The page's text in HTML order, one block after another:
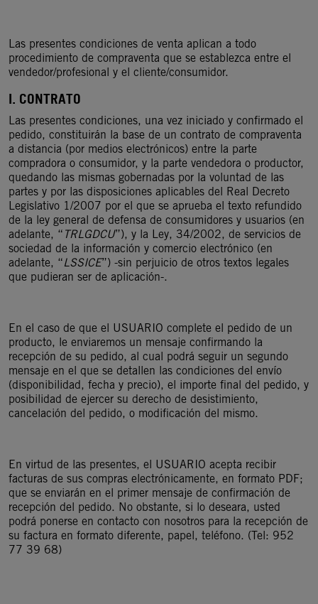
Las presentes condiciones de venta aplican a todo
procedimiento de compraventa que se establezca entre el
vendedor/profesional y el cliente/consumidor.
I. CONTRATO
Las presentes condiciones, una vez iniciado y confirmado el
pedido, constituirán la base de un contrato de compraventa
a distancia (por medios electrónicos) entre la parte
compradora o consumidor, y la parte vendedora o productor,
quedando las mismas gobernadas por la voluntad de las
partes y por las disposiciones aplicables del Real Decreto
Legislativo 1/2007 por el que se aprueba el texto refundido
de la ley general de defensa de consumidores y usuarios (en
adelante, “ TRLGDCU”), y la Ley, 34/2002, de servicios de
sociedad de la información y comercio electrónico (en
adelante, “LSSICE”) -sin perjuicio de otros textos legales
que pudieran ser de aplicación-.
En el caso de que el USUARIO complete el pedido de un
producto, le enviaremos un mensaje confirmando la
recepción de su pedido, al cual podrá seguir un segundo
mensaje en el que se detallen las condiciones del envío
(disponibilidad, fecha y precio), el importe final del pedido, y
posibilidad de ejercer su derecho de desistimiento,
cancelación del pedido, o modificación del mismo.
En virtud de las presentes, el USUARIO acepta recibir
facturas de sus compras electrónicamente, en formato PDF;
que se enviarán en el primer mensaje de confirmación de
recepción del pedido. No obstante, si lo deseara, usted
podrá ponerse en contacto con nosotros para la recepción de
su factura en formato diferente, papel, teléfono. (Tel: 952
77 39 68)